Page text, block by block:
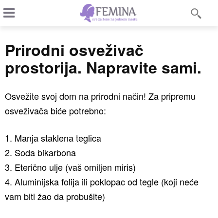
Prirodni osveživač
prostorija. Napravite sami.
Osvežite svoj dom na prirodni način! Za pripremu
osveživača biće potrebno:
1. Manja staklena teglica
2. Soda bikarbona
3. Eterično ulje (vaš omiljen miris)
4. Aluminijska folija ili poklopac od tegle (koji neće
vam biti žao da probušite)